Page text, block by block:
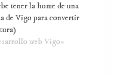
tener la home de una
de Vigo para convertir
web Vigo»